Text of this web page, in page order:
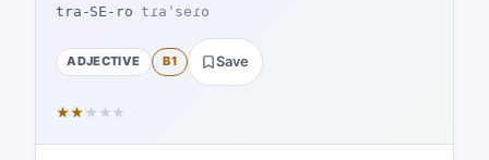
tra-SE-ro tɾaˈseɾo
ADJECTIVE B1 Save
★★ ★ ★ ★